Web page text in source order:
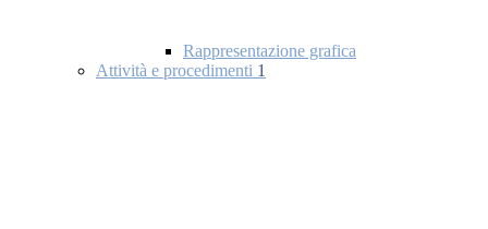
Rappresentazione grafica
Attività e procedimenti 1